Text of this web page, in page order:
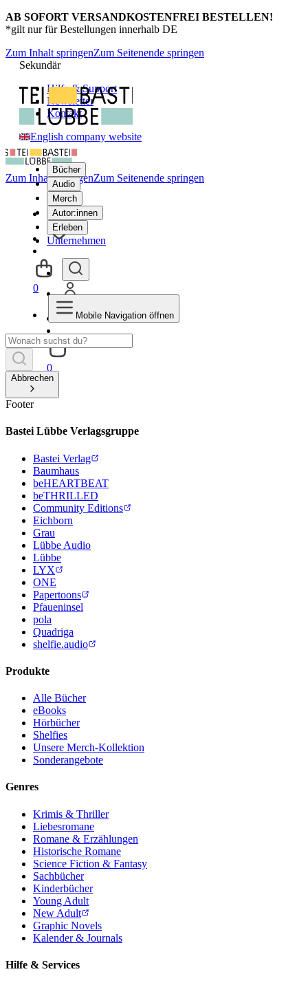
AB SOFORT VERSANDKOSTENFREI BESTELLEN!
*gilt nur für Bestellungen innerhalb DE
Zum Inhalt springenZum Seitenende springen
Sekundär
Hilfe & Support
Newsletter
Kontakt
English company website
Bücher
Audio
Merch
Autor:innen
Erleben
Unternehmen
0
Zum Inhalt springenZum Seitenende springen
0
Mobile Navigation öffnen
Abbrechen
Footer
Bastei Lübbe Verlagsgruppe
Bastei Verlag
Baumhaus
beHEARTBEAT
beTHRILLED
Community Editions
Eichborn
Grau
Lübbe Audio
Lübbe
LYX
ONE
Papertoons
Pfaueninsel
pola
Quadriga
shelfie.audio
Produkte
Alle Bücher
eBooks
Hörbücher
Shelfies
Unsere Merch-Kollektion
Sonderangebote
Genres
Krimis & Thriller
Liebesromane
Romane & Erzählungen
Historische Romane
Science Fiction & Fantasy
Sachbücher
Kinderbücher
Young Adult
New Adult
Graphic Novels
Kalender & Journals
Hilfe & Services